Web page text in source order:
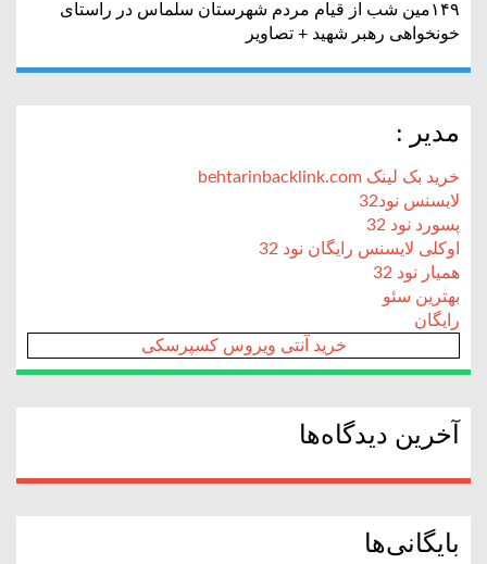
۱۴۹مین شب از قیام مردم شهرستان سلماس در راستای
خونخواهی رهبر شهید + تصاویر
مدیر :
خرید بک لینک behtarinbacklink.com
لایسنس نود32
پسورد نود 32
اوکلی لایسنس رایگان نود 32
همیار نود 32
بهترین سئو
رایگان
خرید آنتی ویروس کسپرسکی
آخرین دیدگاه‌ها
بایگانی‌ها